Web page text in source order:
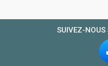
SUIVEZ-NOUS